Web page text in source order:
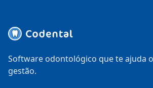
Software odontológico que te ajuda
gestão.